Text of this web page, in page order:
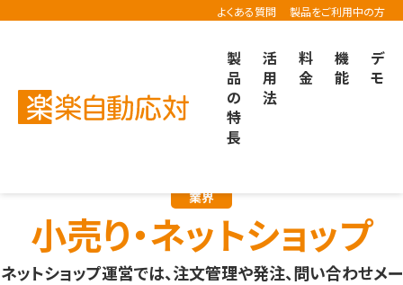
よくある質問 製品をご利用中の方
製
品
の
特
長
活
用
法
料
金
機
能
デ
モ
楽楽自動応対TOP 導入事例 小売り・ネットショップでの事例
業界
小売り・ネットショップ
ネットショップ運営では、注文管理や発注、問い合わせメー